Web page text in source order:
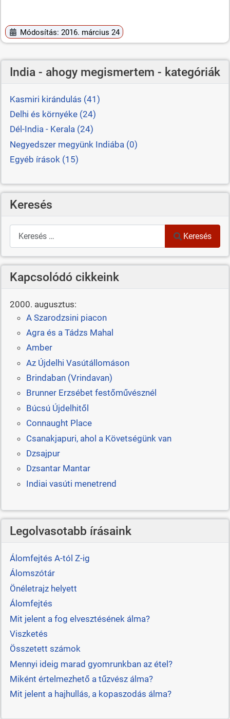
Módosítás: 2016. március 24
India - ahogy megismertem - kategóriák
Kasmiri kirándulás (41)
Delhi és környéke (24)
Dél-India - Kerala (24)
Negyedszer megyünk Indiába (0)
Egyéb írások (15)
Keresés
Keresés
Keresés
Kapcsolódó cikkeink
2000. augusztus:
A Szarodzsini piacon
Agra és a Tádzs Mahal
Amber
Az Újdelhi Vasútállomáson
Brindaban (Vrindavan)
Brunner Erzsébet festőművésznél
Búcsú Újdelhitől
Connaught Place
Csanakjapuri, ahol a Követségünk van
Dzsajpur
Dzsantar Mantar
Indiai vasúti menetrend
Legolvasotabb írásaink
Álomfejtés A-tól Z-ig
Álomszótár
Önéletrajz helyett
Álomfejtés
Mit jelent a fog elvesztésének álma?
Viszketés
Összetett számok
Mennyi ideig marad gyomrunkban az étel?
Miként értelmezhető a tűzvész álma?
Mit jelent a hajhullás, a kopaszodás álma?